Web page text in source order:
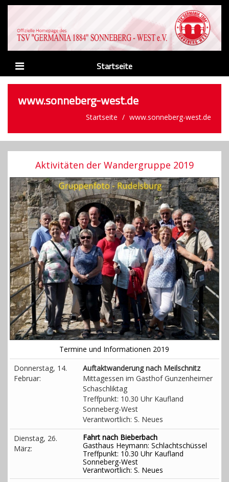
Startseite
News
Verein
Männer
Nachwuchs
Sponsoren
Links
Gästebuch
Kontakt
www.sonneberg-west.de
Startseite www.sonneberg-west.de
Aktivitäten der Wandergruppe 2019
Termine und Informationen 2019
Donnerstag, 14.
Februar:
Auftaktwanderung nach Meilschnitz
Mittagessen im Gasthof Gunzenheimer
Schaschliktag
Treffpunkt: 10.30 Uhr Kaufland
Sonneberg-West
Verantwortlich: S. Neues
Dienstag, 26.
März:
Fahrt nach Bieberbach
Gasthaus Heymann: Schlachtschüssel
Treffpunkt: 10.30 Uhr Kaufland
Sonneberg-West
Verantwortlich: S. Neues